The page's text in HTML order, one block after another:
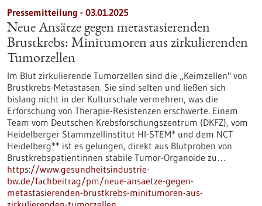
Pressemitteilung - 03.01.2025
Neue Ansätze gegen metastasierenden
Brustkrebs: Minitumoren aus zirkulierenden
Tumorzellen
Im Blut zirkulierende Tumorzellen sind die „Keimzellen" von
Brustkrebs-Metastasen. Sie sind selten und ließen sich
bislang nicht in der Kulturschale vermehren, was die
Erforschung von Therapie-Resistenzen erschwerte. Einem
Team vom Deutschen Krebsforschungszentrum (DKFZ), vom
Heidelberger Stammzellinstitut HI-STEM* und dem NCT
Heidelberg** ist es gelungen, direkt aus Blutproben von
Brustkrebspatientinnen stabile Tumor-Organoide zu…
https://www.gesundheitsindustrie-
bw.de/fachbeitrag/pm/neue-ansaetze-gegen-
metastasierenden-brustkrebs-minitumoren-aus-